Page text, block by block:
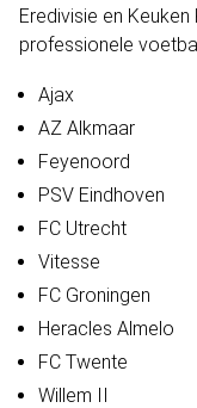
Eredivisie en Keuken
professionele
Ajax
AZ Alkmaar
Feyenoord
PSV Eindhoven
FC Utrecht
Vitesse
FC Groningen
Heracles Almelo
FC Twente
Willem II